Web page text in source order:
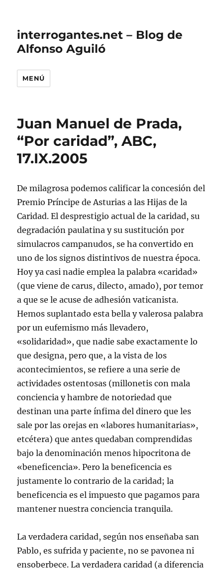
interrogantes.net – Blog de
Alfonso Aguiló
MENÚ
Juan Manuel de Prada,
“Por caridad”, ABC,
17.IX.2005
De milagrosa podemos calificar la concesión del
Premio Príncipe de Asturias a las Hijas de la
Caridad. El desprestigio actual de la caridad, su
degradación paulatina y su sustitución por
simulacros campanudos, se ha convertido en
uno de los signos distintivos de nuestra época.
Hoy ya casi nadie emplea la palabra «caridad»
(que viene de carus, dilecto, amado), por temor
a que se le acuse de adhesión vaticanista.
Hemos suplantado esta bella y valerosa palabra
por un eufemismo más llevadero,
«solidaridad», que nadie sabe exactamente lo
que designa, pero que, a la vista de los
acontecimientos, se refiere a una serie de
actividades ostentosas (millonetis con mala
conciencia y hambre de notoriedad que
destinan una parte ínfima del dinero que les
sale por las orejas en «labores humanitarias»,
etcétera) que antes quedaban comprendidas
bajo la denominación menos hipocritona de
«beneficencia». Pero la beneficencia es
justamente lo contrario de la caridad; la
beneficencia es el impuesto que pagamos para
mantener nuestra conciencia tranquila.
La verdadera caridad, según nos enseñaba san
Pablo, es sufrida y paciente, no se pavonea ni
ensoberbece. La verdadera caridad (a diferencia